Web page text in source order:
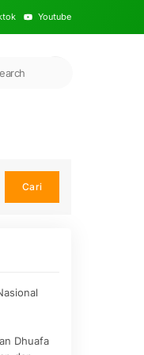
Youtube
Cari
Dhuafa